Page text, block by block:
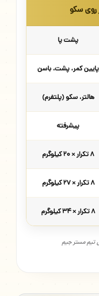
روی سکو
پشت پا
پایین کمر، پشت، باسن
هالتر، سکو (پلتفرم)
پیشرفته
۸ تکرار × ۲۰ کیلوگرم
۸ تکرار × ۲۷ کیلوگرم
۸ تکرار × ۳۴ کیلوگرم
تیم مستر جیم